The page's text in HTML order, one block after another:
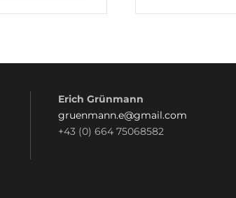
Erich Grünmann
gruenmann.e@gmail.com
+43 (0) 664 75068582